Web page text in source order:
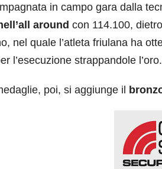
in campo gara dalla
around con 114.100,
nel quale l’atleta friulana ha
l’esecuzione strappandole l’oro.
poi, si aggiunge il